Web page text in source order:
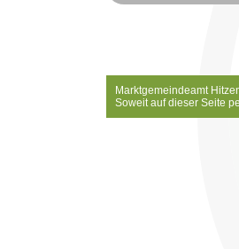
Marktgemeindeamt
Soweit auf dieser Seite